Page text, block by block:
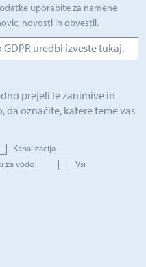
uporabite za namene
novosti in obvestil.
uredbi izveste tukaj.
prejeli le zanimive in
da označite, katere teme vas
Kanalizacija
za vodo Vsi